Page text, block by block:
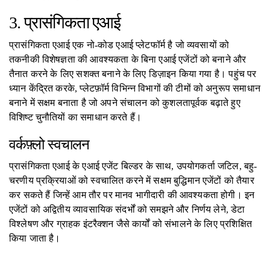
3. प्रासंगिकता एआई
प्रासंगिकता एआई एक नो-कोड एआई प्लेटफॉर्म है जो व्यवसायों को
तकनीकी विशेषज्ञता की आवश्यकता के बिना एआई एजेंटों को बनाने और
तैनात करने के लिए सशक्त बनाने के लिए डिज़ाइन किया गया है। पहुंच पर
ध्यान केंद्रित करके, प्लेटफ़ॉर्म विभिन्न विभागों की टीमों को अनुरूप समाधान
बनाने में सक्षम बनाता है जो अपने संचालन को कुशलतापूर्वक बढ़ाते हुए
विशिष्ट चुनौतियों का समाधान करते हैं।
वर्कफ़्लो स्वचालन
प्रासंगिकता एआई के एआई एजेंट बिल्डर के साथ, उपयोगकर्ता जटिल, बहु-
चरणीय प्रक्रियाओं को स्वचालित करने में सक्षम बुद्धिमान एजेंटों को तैयार
कर सकते हैं जिन्हें आम तौर पर मानव भागीदारी की आवश्यकता होगी। इन
एजेंटों को अद्वितीय व्यावसायिक संदर्भों को समझने और निर्णय लेने, डेटा
विश्लेषण और ग्राहक इंटरैक्शन जैसे कार्यों को संभालने के लिए प्रशिक्षित
किया जाता है।